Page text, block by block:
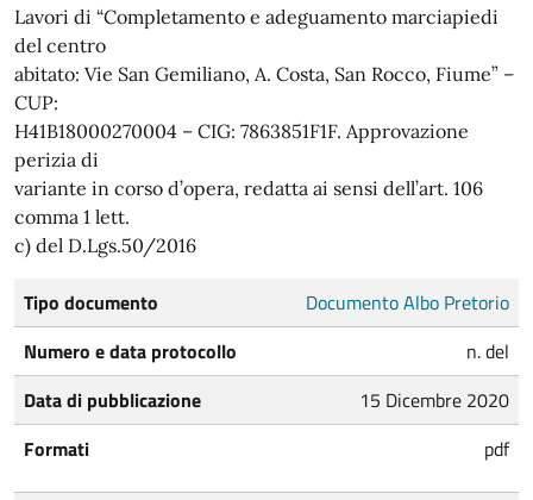
Lavori di “Completamento e adeguamento marciapiedi
del centro
abitato: Vie San Gemiliano, A. Costa, San Rocco, Fiume” –
CUP:
H41B18000270004 – CIG: 7863851F1F. Approvazione
perizia di
variante in corso d’opera, redatta ai sensi dell’art. 106
comma 1 lett.
c) del D.Lgs.50/2016
Tipo documento
Documento Albo Pretorio
Numero e data protocollo
n. del
Data di pubblicazione
15 Dicembre 2020
Formati
pdf